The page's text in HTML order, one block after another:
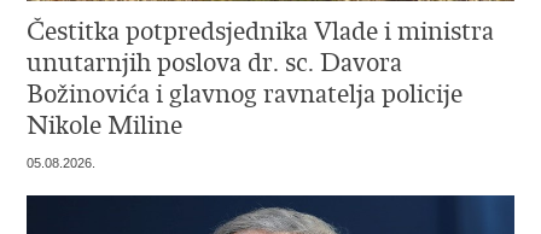
Čestitka potpredsjednika Vlade i ministra
unutarnjih poslova dr. sc. Davora
Božinovića i glavnog ravnatelja policije
Nikole Miline
05.08.2026.